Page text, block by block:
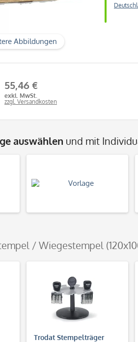
Abbildungen
55,46 €
exkl. MwSt.
zzgl. Versandkosten
auswählen und mit
/ Wiegestempel
Trodat Stempelträger